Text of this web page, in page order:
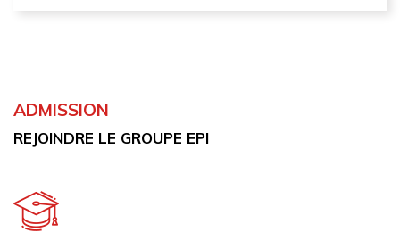
ADMISSION
REJOINDRE LE GROUPE EPI